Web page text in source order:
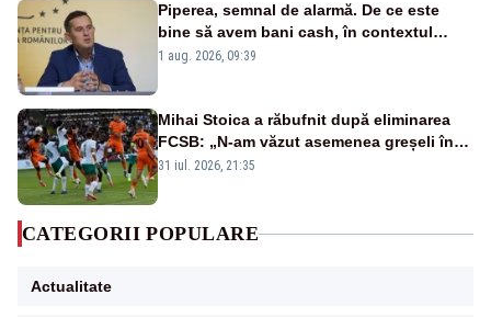
Piperea, semnal de alarmă. De ce este
bine să avem bani cash, în contextul
alertei energetice?
1 aug. 2026, 09:39
Mihai Stoica a răbufnit după eliminarea
FCSB: „N-am văzut asemenea greșeli în
190 de meciuri europene”
31 iul. 2026, 21:35
CATEGORII POPULARE
Actualitate